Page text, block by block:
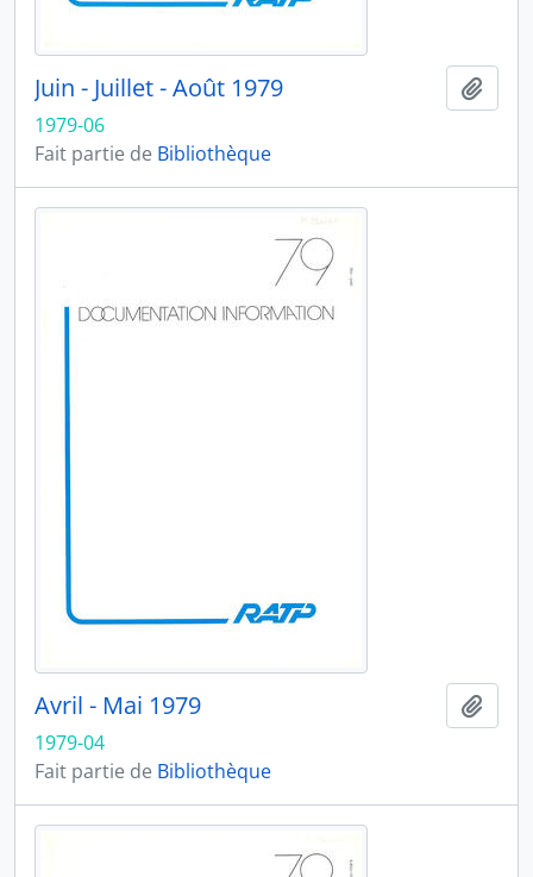
Juin - Juillet - Août 1979
1979-06
Fait partie de Bibliothèque
Avril - Mai 1979
1979-04
Fait partie de Bibliothèque